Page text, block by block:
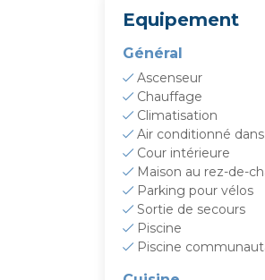
Equipement
Général
Ascenseur
Chauffage
Climatisation
Air conditionné
Cour intérieure
Maison au rez-de-
Parking pour vélos
Sortie de secours
Piscine
Piscine